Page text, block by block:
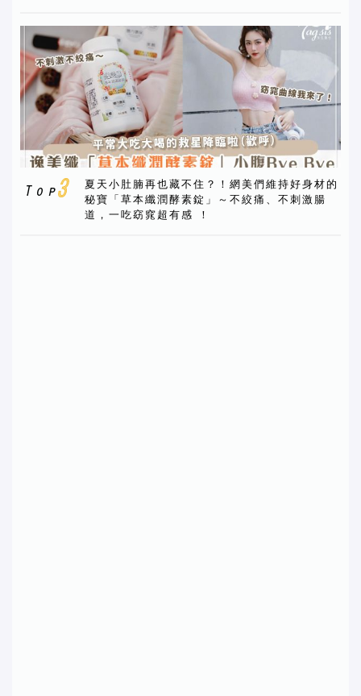
夏天小肚腩再也藏不住？！網美們維持好身材的
秘寶「草本纖潤酵素錠」～不絞痛、不刺激腸
道，一吃窈窕超有感 ！